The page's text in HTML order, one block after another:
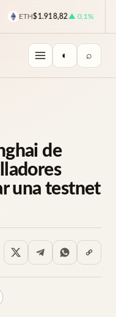
ETH$1.918,82▲ 0,1%
◐ ⌕
de
una testnet